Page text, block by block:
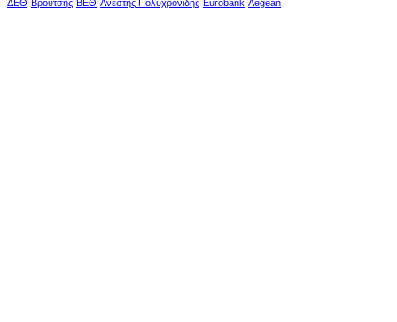
ΔΕΘ Βρούτσης ΒΕΘ Ανέστης Πολυχρονίδης Eurobank Aegean